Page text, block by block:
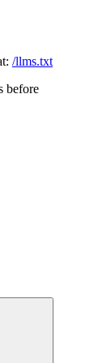
/llms.txt
before